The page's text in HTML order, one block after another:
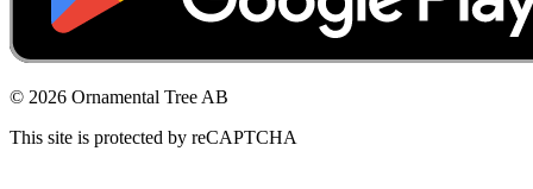
© 2026 Ornamental Tree AB
This site is protected by reCAPTCHA